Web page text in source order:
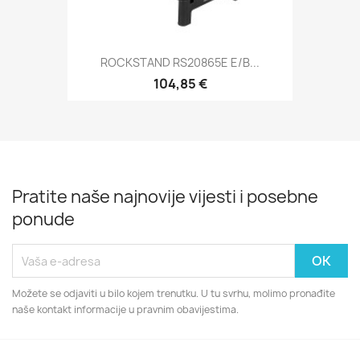
ROCKSTAND RS20865E E/B...
104,85 €
Pratite naše najnovije vijesti i posebne
ponude
Možete se odjaviti u bilo kojem trenutku. U tu svrhu, molimo pronađite
naše kontakt informacije u pravnim obavijestima.